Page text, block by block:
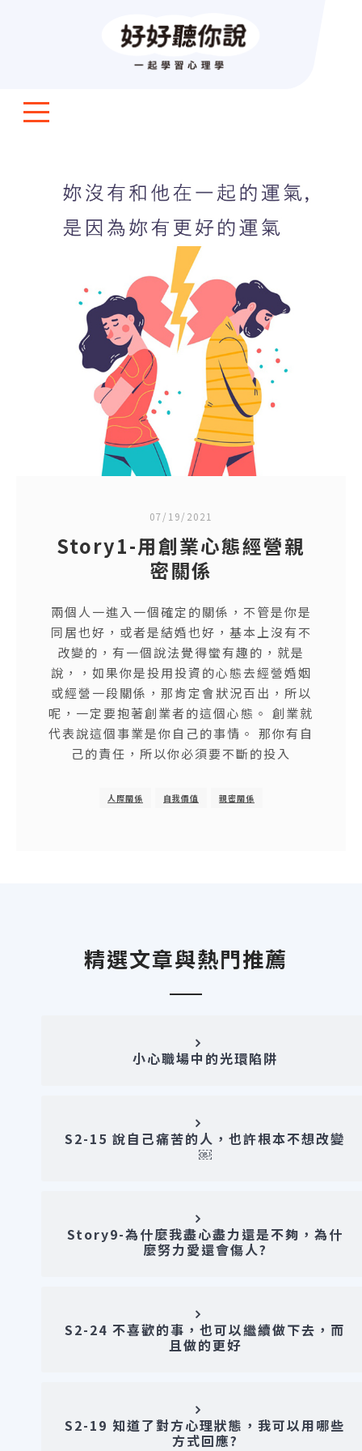
07/19/2021
Story1-用創業心態經營親
密關係
兩個人一進入一個確定的關係，不管是你是
同居也好，或者是結婚也好，基本上沒有不
改變的，有一個說法覺得蠻有趣的，就是
說，，如果你是投用投資的心態去經營婚姻
或經營一段關係，那肯定會狀況百出，所以
呢，一定要抱著創業者的這個心態。 創業就
代表說這個事業是你自己的事情。 那你有自
己的責任，所以你必須要不斷的投入
人際關係 自我價值 親密關係
精選文章與熱門推薦
小心職場中的光環陷阱
S2-15 說自己痛苦的人，也許根本不想改變
￼
Story9-為什麼我盡心盡力還是不夠，為什
麼努力愛還會傷人?
S2-24 不喜歡的事，也可以繼續做下去，而
且做的更好
S2-19 知道了對方心理狀態，我可以用哪些
方式回應?